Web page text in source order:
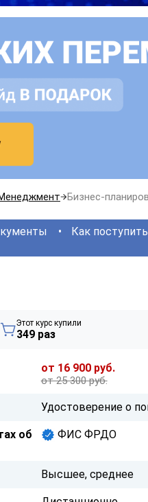
Бизнес-
Как поступить
Этот курс купили
349 раз
от 16 900 руб.
от 25 300 руб.
Удостоверение о
об
ФИС ФРДО
Высшее, среднее